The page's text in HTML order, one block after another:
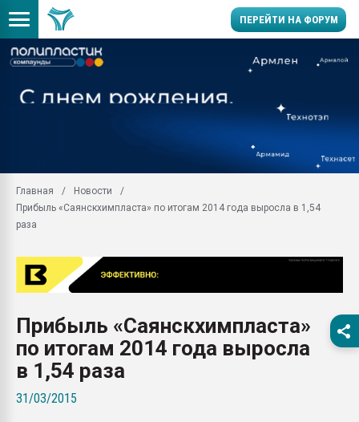
ПЕРЕЙТИ НА ФОРУМ
заводу пластмасс"
первый план в
28.07.2026
ситуацией на
Главная
Новости
Прибыль «Саянскхимпласта» по итогам 2014 года выросла в 1,54
раза
Прибыль «Саянскхимпласта»
по итогам 2014 года выросла
в 1,54 раза
31/03/2015